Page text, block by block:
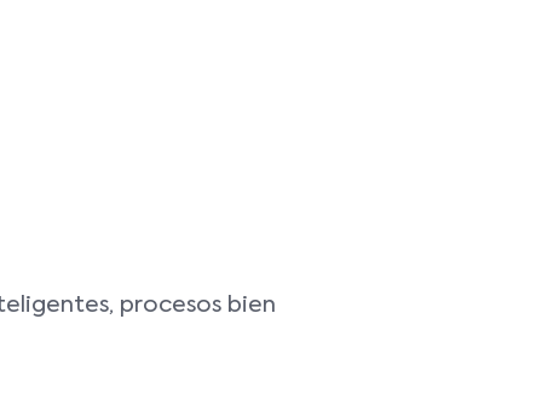
procesos bien